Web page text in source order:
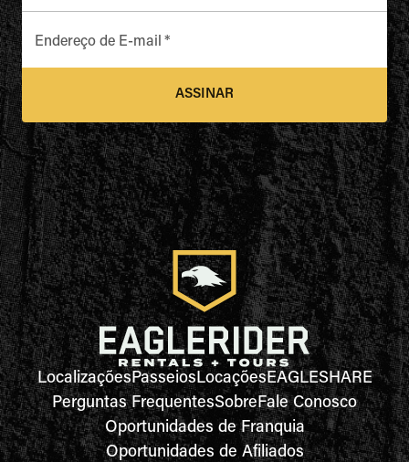
Endereço de E-mail *
ASSINAR
LocalizaçõesPasseiosLocaçõesEAGLESHARE
Perguntas FrequentesSobreFale Conosco
Oportunidades de Franquia
Oportunidades de Afiliados